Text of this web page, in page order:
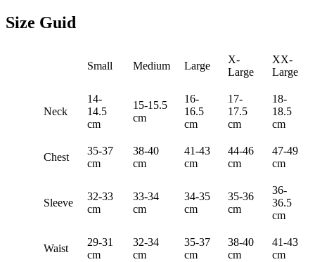
Size Guid
Small Medium Large
X-
Large
XX-
Large
Neck
14-
14.5
cm
15-15.5
cm
16-
16.5
cm
17-
17.5
cm
18-
18.5
cm
Chest
35-37
cm
38-40
cm
41-43
cm
44-46
cm
47-49
cm
Sleeve
32-33
cm
33-34
cm
34-35
cm
35-36
cm
36-
36.5
cm
Waist
29-31
cm
32-34
cm
35-37
cm
38-40
cm
41-43
cm